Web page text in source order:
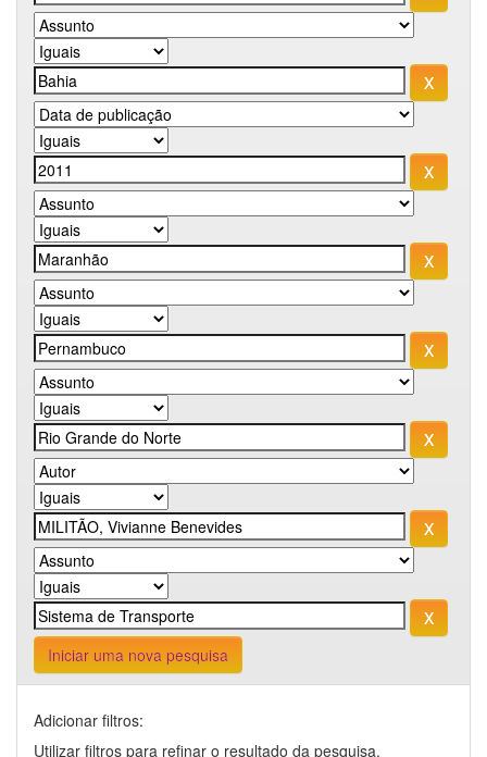
Iniciar uma nova pesquisa
Adicionar filtros:
Utilizar filtros para refinar o resultado da pesquisa.